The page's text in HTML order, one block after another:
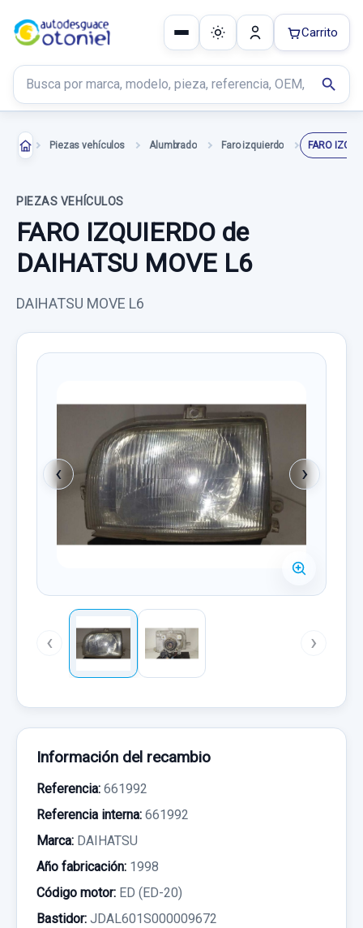
Buscar productos
search
Carrito
Piezas vehículos Alumbrado Faro izquierdo FARO
PIEZAS VEHÍCULOS
FARO IZQUIERDO de
DAIHATSU MOVE L6
DAIHATSU MOVE L6
‹ ›
‹ ›
Información del recambio
Referencia: 661992
Referencia interna: 661992
Marca: DAIHATSU
Año fabricación: 1998
Código motor: ED (ED-20)
Bastidor: JDAL601S000009672